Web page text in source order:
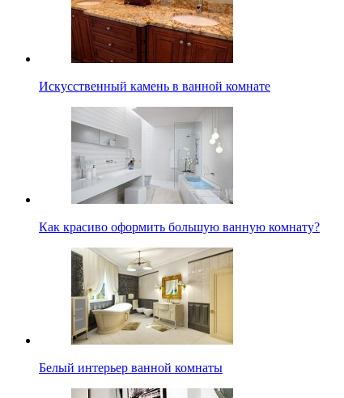
Искусственный камень в ванной комнате
Как красиво оформить большую ванную комнату?
Белый интерьер ванной комнаты